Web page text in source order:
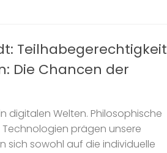
Teilhabegerechtigkeit
Die Chancen der
digitalen Welten. Philosophische
prägen unsere
sich sowohl auf die individuelle